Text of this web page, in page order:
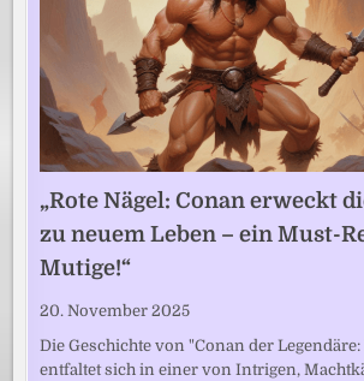
„Rote Nägel: Conan erweckt
zu neuem Leben – ein Must-
Mutige!“
20. November 2025
Die Geschichte von "Conan der Legendäre:
entfaltet sich in einer von Intrigen,